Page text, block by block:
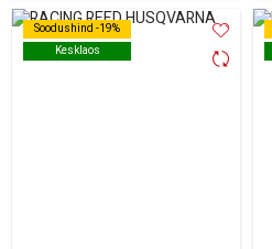
Soodushind -19%
Kesklaos
Soodushind -19%
Kesklaos